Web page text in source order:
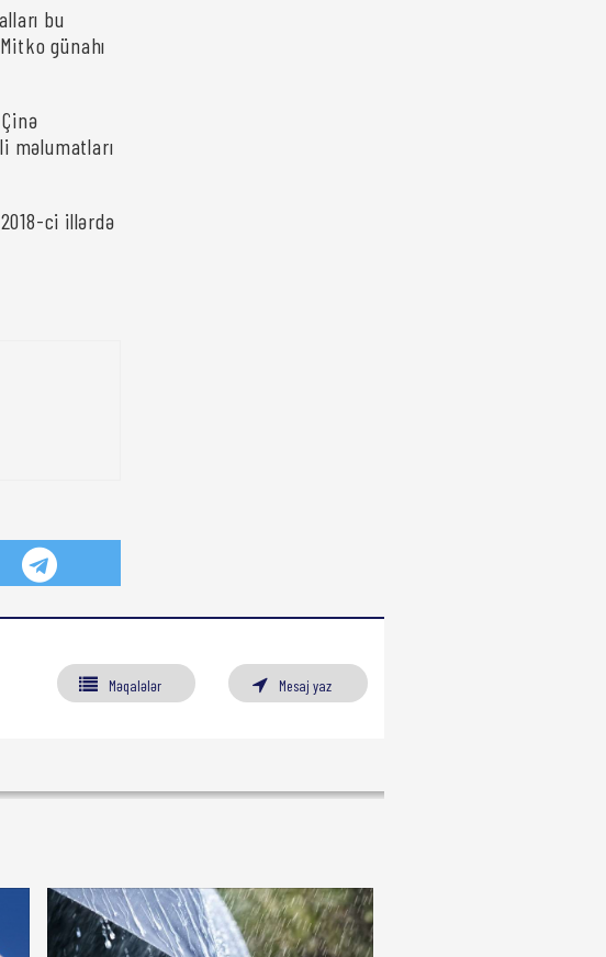
bu
günahı
məlumatları
ci illərdə
Məqalələr Mesaj yaz